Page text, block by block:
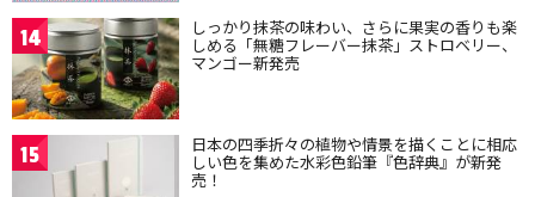
14 しっかり抹茶の味わい、さらに果実の香りも楽
しめる「無糖フレーバー抹茶」ストロベリー、
マンゴー新発売
15 日本の四季折々の植物や情景を描くことに相応
しい色を集めた水彩色鉛筆『色辞典』が新発
売！